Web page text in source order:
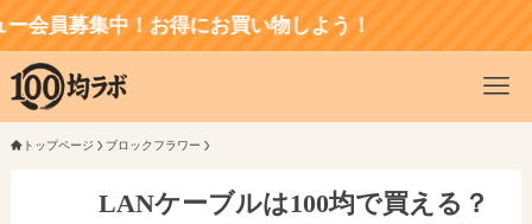
！お得にお買い物しよう！
トップページ ブロックフラワー
LANケーブルは100均で買える？